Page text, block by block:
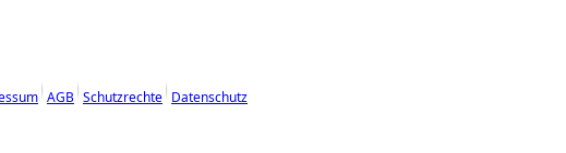
AGB Schutzrechte Datenschutz